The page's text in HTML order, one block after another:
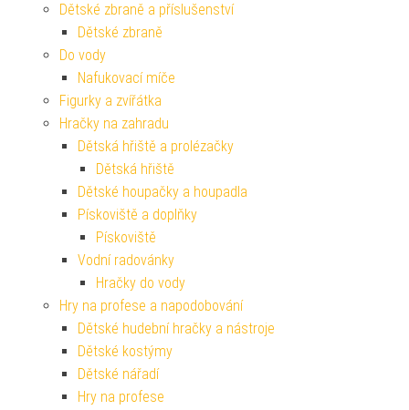
Dětské zbraně a příslušenství
Dětské zbraně
Do vody
Nafukovací míče
Figurky a zvířátka
Hračky na zahradu
Dětská hřiště a prolézačky
Dětská hřiště
Dětské houpačky a houpadla
Pískoviště a doplňky
Pískoviště
Vodní radovánky
Hračky do vody
Hry na profese a napodobování
Dětské hudební hračky a nástroje
Dětské kostýmy
Dětské nářadí
Hry na profese